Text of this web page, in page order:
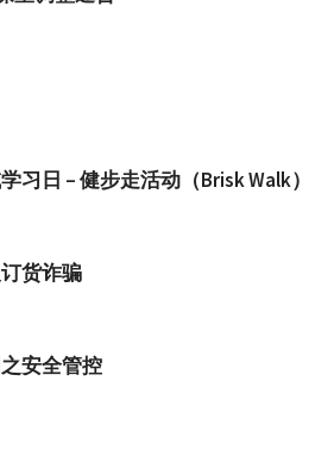
习日 – 健步走活动（Brisk Walk）
货诈骗
安全管控